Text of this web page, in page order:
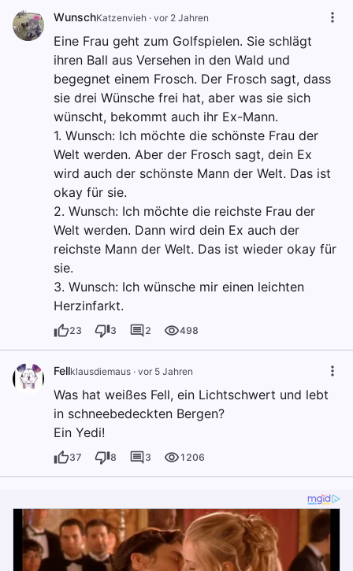
WunschKatzenvieh · vor 2 Jahren
Eine Frau geht zum Golfspielen. Sie schlägt
ihren Ball aus Versehen in den Wald und
begegnet einem Frosch. Der Frosch sagt, dass
sie drei Wünsche frei hat, aber was sie sich
wünscht, bekommt auch ihr Ex-Mann.
1. Wunsch: Ich möchte die schönste Frau der
Welt werden. Aber der Frosch sagt, dein Ex
wird auch der schönste Mann der Welt. Das ist
okay für sie.
2. Wunsch: Ich möchte die reichste Frau der
Welt werden. Dann wird dein Ex auch der
reichste Mann der Welt. Das ist wieder okay für
sie.
3. Wunsch: Ich wünsche mir einen leichten
Herzinfarkt.
23 3 2 498
Fellklausdiemaus · vor 5 Jahren
Was hat weißes Fell, ein Lichtschwert und lebt
in schneebedeckten Bergen?
Ein Yedi!
37 8 3 1206